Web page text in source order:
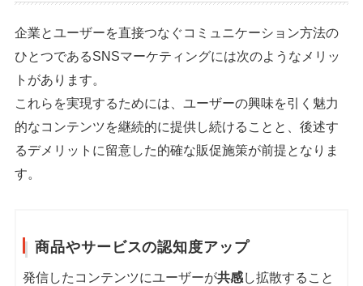
企業とユーザーを直接つなぐコミュニケーション方法の
ひとつであるSNSマーケティングには次のようなメリッ
トがあります。
これらを実現するためには、ユーザーの興味を引く魅力
的なコンテンツを継続的に提供し続けることと、後述す
るデメリットに留意した的確な販促施策が前提となりま
す。
商品やサービスの認知度アップ
発信したコンテンツにユーザーが共感し拡散すること